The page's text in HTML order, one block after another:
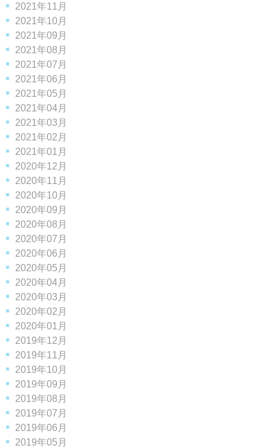
2021年11月
2021年10月
2021年09月
2021年08月
2021年07月
2021年06月
2021年05月
2021年04月
2021年03月
2021年02月
2021年01月
2020年12月
2020年11月
2020年10月
2020年09月
2020年08月
2020年07月
2020年06月
2020年05月
2020年04月
2020年03月
2020年02月
2020年01月
2019年12月
2019年11月
2019年10月
2019年09月
2019年08月
2019年07月
2019年06月
2019年05月